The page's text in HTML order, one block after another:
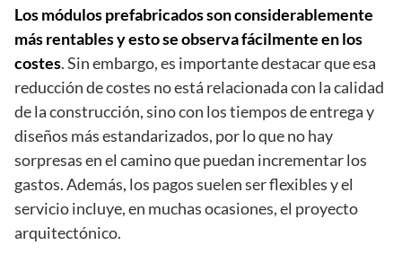
Los módulos prefabricados son considerablemente
más rentables y esto se observa fácilmente en los
costes. Sin embargo, es importante destacar que esa
reducción de costes no está relacionada con la calidad
de la construcción, sino con los tiempos de entrega y
diseños más estandarizados, por lo que no hay
sorpresas en el camino que puedan incrementar los
gastos. Además, los pagos suelen ser flexibles y el
servicio incluye, en muchas ocasiones, el proyecto
arquitectónico.